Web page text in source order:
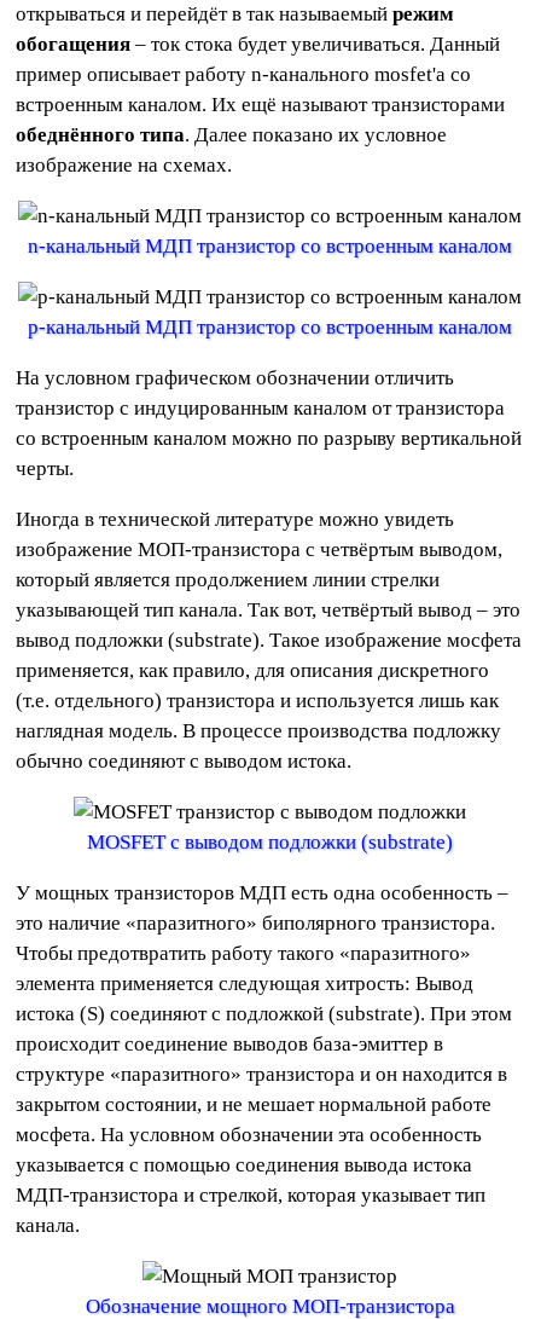
открываться и перейдёт в так называемыйрежим
обогащения – ток стока будет увеличиваться. Данный
пример описывает работу n-канального mosfet'а со
встроенным каналом. Их ещё называют транзисторами
обеднённого типа. Далее показано их условное
изображение на схемах.
n-канальный МДП транзистор со встроенным каналом
p-канальный МДП транзистор со встроенным каналом
На условном графическом обозначении отличить
транзистор с индуцированным каналом от транзистора
со встроенным каналом можно по разрыву вертикальной
черты.
Иногда в технической литературе можно увидеть
изображение МОП-транзистора с четвёртым выводом,
который является продолжением линии стрелки
указывающей тип канала. Так вот, четвёртый вывод – это
вывод подложки (substrate). Такое изображение мосфета
применяется, как правило, для описания дискретного
(т.е. отдельного) транзистора и используется лишь как
наглядная модель. В процессе производства подложку
обычно соединяют с выводом истока.
MOSFET с выводом подложки (substrate)
У мощных транзисторов МДП есть одна особенность –
это наличие «паразитного» биполярного транзистора.
Чтобы предотвратить работу такого «паразитного»
элемента применяется следующая хитрость: Вывод
истока (S) соединяют с подложкой (substrate). При этом
происходит соединение выводов база-эмиттер в
структуре «паразитного» транзистора и он находится в
закрытом состоянии, и не мешает нормальной работе
мосфета. На условном обозначении эта особенность
указывается с помощью соединения вывода истока
МДП-транзистора и стрелкой, которая указывает тип
канала.
Обозначение мощного МОП-транзистора